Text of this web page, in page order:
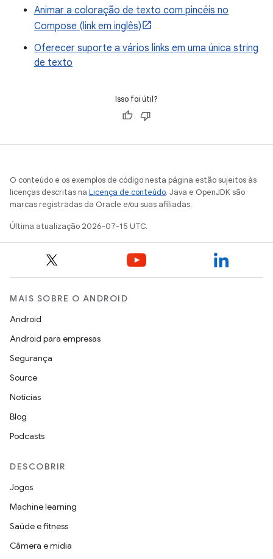
Animar a coloração de texto com pincéis no
Compose (link em inglês)
Oferecer suporte a vários links em uma única string
de texto
Isso foi útil?
O conteúdo e os exemplos de código nesta página estão sujeitos às
licenças descritas na Licença de conteúdo. Java e OpenJDK são
marcas registradas da Oracle e/ou suas afiliadas.
Última atualização 2026-07-15 UTC.
MAIS SOBRE O ANDROID
Android
Android para empresas
Segurança
Source
Notícias
Blog
Podcasts
DESCOBRIR
Jogos
Machine learning
Saúde e fitness
Câmera e mídia